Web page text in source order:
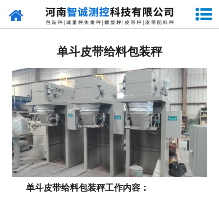
网站首页
- DCS-D系列单斗颗粒包装秤
DCS-SP系列粉粒两用双斗包装秤
- DCS-DP系列粉粒两用单斗包装秤
DCS-L系列粉状包装秤
- DCS-S系列无斗定量包装秤
单斗皮带给料包装秤
单斗皮带给料包装秤工作内容：